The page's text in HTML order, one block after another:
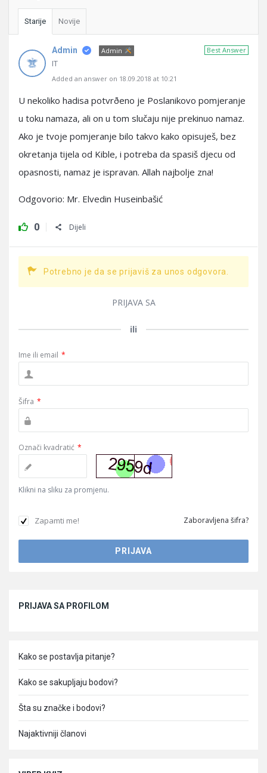
Starije Novije
Best Answer
Admin Admin
IT
Added an answer on 18.09.2018 at 10:21
U nekoliko hadisa potvrðeno je Poslanikovo pomjeranje
u toku namaza, ali on u tom slučaju nije prekinuo namaz.
Ako je tvoje pomjeranje bilo takvo kako opisuješ, bez
okretanja tijela od Kible, i potreba da spasiš djecu od
opasnosti, namaz je ispravan. Allah najbolje zna!
Odgovorio: Mr. Elvedin Huseinbašić
0 Dijeli
Potrebno je da se prijaviš za unos odgovora.
PRIJAVA SA
ili
Ime ili email *
Šifra *
Označi kvadratić *
Klikni na sliku za promjenu.
Zapamti me! Zaboravljena šifra?
PRIJAVA SA PROFILOM
Kako se postavlja pitanje?
Kako se sakupljaju bodovi?
Šta su značke i bodovi?
Najaktivniji članovi